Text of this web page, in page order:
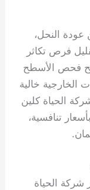
عودة النحل،
فرص تكاثر
فحص الأسطح
الخارجية خالية
الحياة كلين
تنافسية،
الحياة